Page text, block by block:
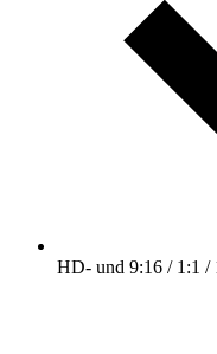
HD- und 9:16 / 1:1 /